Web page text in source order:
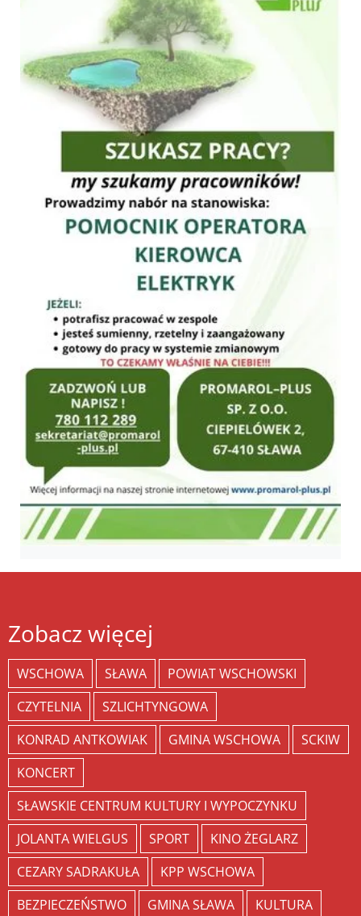
Zobacz więcej
WSCHOWA SŁAWA
POWIAT WSCHOWSKI
CZYTELNIA
SZLICHTYNGOWA
KONRAD ANTKOWIAK
GMINA WSCHOWA
SCKIW
KONCERT
SŁAWSKIE CENTRUM KULTURY I WYPOCZYNKU
JOLANTA WIELGUS
SPORT
KINO ŻEGLARZ
CEZARY SADRAKUŁA
KPP WSCHOWA
BEZPIECZEŃSTWO
GMINA SŁAWA
KULTURA